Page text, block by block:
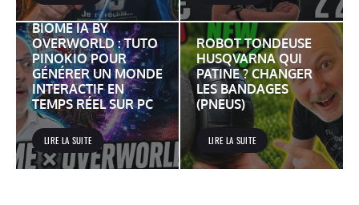
BIOME IA BY
OVERWORLD : TUTO
PINOKIO POUR
GÉNÉRER UN MONDE
INTERACTIF EN
TEMPS RÉEL SUR PC
LIRE LA SUITE
ROBOT TONDEUSE
HUSQVARNA QUI
PATINE ? CHANGER
LES BANDAGES
(PNEUS)
LIRE LA SUITE